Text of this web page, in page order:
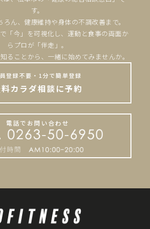
す。
ろん、健康維持や身体の不調改善まで。
「今」を可視化し、運動と食事の両面か
らプロが「伴走」。
ることから、一緒に始めてみませんか。
登録不要・1分で簡単登録
カラダ相談に予約
電話でお問い合わせ